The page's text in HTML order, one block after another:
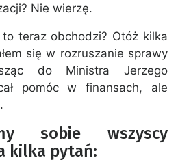
Nie wierzę.
teraz obchodzi? Otóż kilka
się w rozruszanie sprawy
do Ministra Jerzego
pomóc w finansach, ale
sobie wszyscy
kilka pytań: